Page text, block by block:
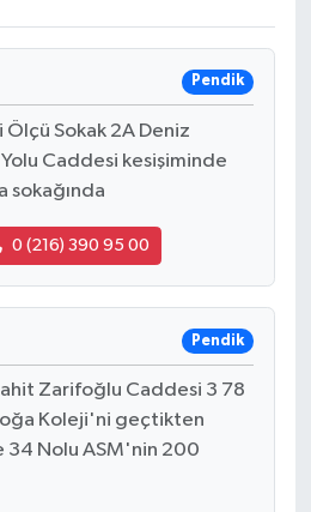
Pendik
Ölçü Sokak 2A Deniz
Yolu Caddesi kesişiminde
sokağında
0 (216) 390 95 00
Pendik
Zarifoğlu Caddesi 3 78
Koleji'ni geçtikten
34 Nolu ASM'nin 200